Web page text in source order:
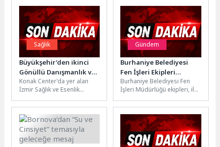
Sağlık
Büyükşehir’den ikinci
Gönüllü Danışmanlık ve
Test Merkezi
Konak Center'da yer alan
İzmir Sağlık ve Esenlik
Gönüllü Danışmanlık ve
Test...
Gündem
Burhaniye Belediyesi
Fen İşleri Ekipleri
Çalışmalarını
Sürdürüyor
Burhaniye Belediyesi Fen
İşleri Müdürlüğü ekipleri, ilçe
aralıksız devam
ediyor.Çalışmalar
kapsamında; Pelitköy
Mahallesi...